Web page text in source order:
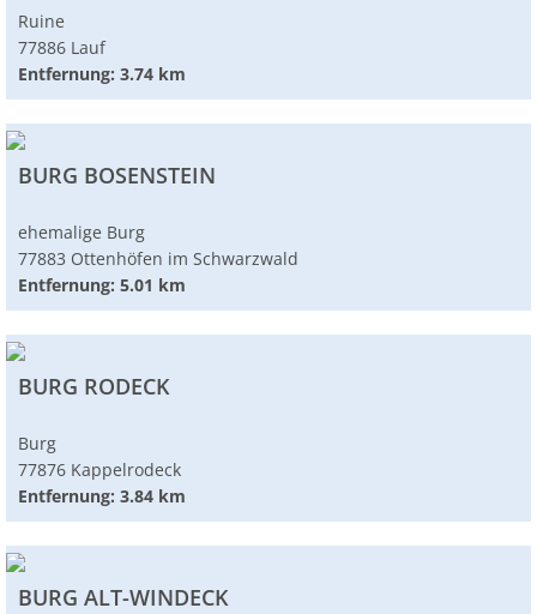
Ruine
77886 Lauf
Entfernung: 3.74 km
BURG BOSENSTEIN
ehemalige Burg
77883 Ottenhöfen im Schwarzwald
Entfernung: 5.01 km
BURG RODECK
Burg
77876 Kappelrodeck
Entfernung: 3.84 km
BURG ALT-WINDECK